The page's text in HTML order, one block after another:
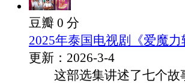
豆瓣 0 分
2025年泰国电视剧《爱魔
更新：2026-3-4
这部选集讲述了七个故